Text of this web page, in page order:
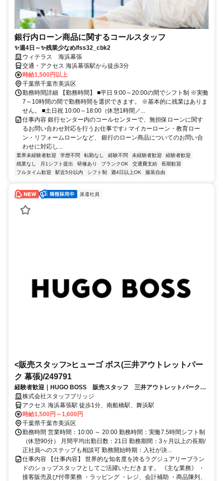
銀行内ローン商品に関するコールスタッフ
✨週4日～✨残業少なめ/fss32_cbk2
ウィテラス 海浜幕張
交通・アクセス 海浜幕張駅から徒歩3分
時給1,500円以上
千葉県千葉市美浜区
勤務時間詳細 【勤務時間】 ■平日 9:00～20:00の間でシフト制 ※実働
7～10時間の間で勤務時間を選択できます。 ※基本的に残業はありま
せん。 ■土日祝 10:00～18:00（休憩1時間／...
仕事内容 銀行センター内のコールセンターで、無担保ローンに関す
るお問い合わせ対応を行うお仕事です♪ マイカーローン・教育ロー
ン・リフォームローンなど、 銀行のローン商品についてのお問い合
わせに対応し...
業界未経験者歓迎 学歴不問 転勤なし 経験不問 未経験者歓迎
経験者歓迎
残業なし
月1シフト提出 研修あり ブランクOK 交通費支給
長期歓迎
フルタイム歓迎
駅近5分以内 シフト制 週4日以上OK 服装自由
派遣社員
<販売スタッフ>ヒューゴ ボス(三井アウトレットパー
ク 幕張)/249791
経験者歓迎｜HUGO BOSS 販売スタッフ 三井アウトレットパーク幕
張（制服貸与・交通費支給）
株式会社スタッフブリッジ
アクセス 海浜幕張駅 徒歩1分、南船橋駅、舞浜駅
時給1,500円～1,600円
千葉県千葉市美浜区
勤務時間 営業時間：10:00 ～ 20:00 勤務時間：実働7.5時間シフト制
（休憩90分） 月間平均出勤日数：21日 勤務期間：3ヶ月以上の長期/
正社員へのステップも相談可 勤務開始時期：入社が決...
仕事内容 【仕事内容】 世界的な知名度を誇るラグジュアリーブラン
ドのショップスタッフとしてご活躍いただきます。 《主な業務》 ・
接客販売及び付帯業務 ・ラッピング ・レジ、会計補助 ・商品陳列、